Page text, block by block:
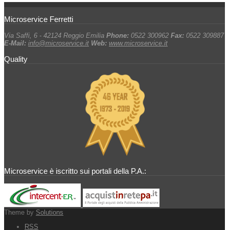
Microservice Ferretti
Via Saffi, 6 - 42124 Reggio Emilia Phone: 0522 300962 Fax: 0522 309887
E-Mail: info@microservice.it Web: www.microservice.it
Quality
Microservice è iscritto sui portali della P.A.:
Theme by Solutions
RSS